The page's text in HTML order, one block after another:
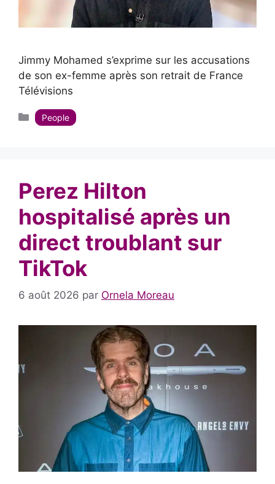
Jimmy Mohamed s’exprime sur les accusations
de son ex-femme après son retrait de France
Télévisions
Catégories
People
Perez Hilton
hospitalisé après un
direct troublant sur
TikTok
6 août 2026 par Ornela Moreau